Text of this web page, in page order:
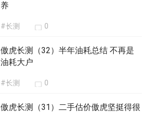
养
#长测 0
傲虎长测（32）半年油耗总结 不再是
油耗大户
#长测 0
傲虎长测（31）二手估价傲虎坚挺得很